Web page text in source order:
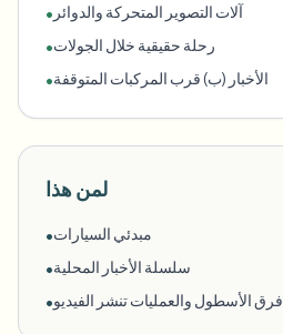
• آلات التصوير المتحركة والدوائر
•رحلة حقيقية خلال الجولات
•الأخبار (ب) قرب المركبات المتوقفة
لمن هذا
•مبدئي السيارات
•سلسلة الأخبار المحلية
•فرق الأسطول والعمليات تنشر الفيديو